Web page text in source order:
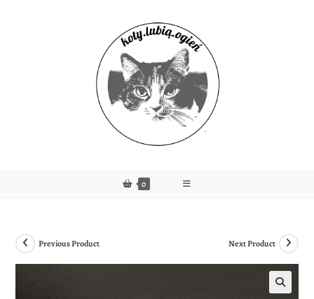
0
Previous Product Next Product